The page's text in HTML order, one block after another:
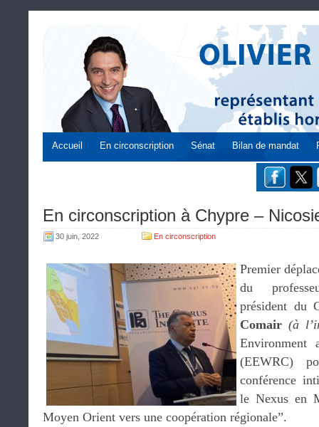
Accueil En circonscription Sénat Bilan de mandat
En circonscription à Chypre –
30 juin, 2022 En circonscription
Premier
du
président du
Comair (à
Environment
(EEWRC)
conférence
le Nexus en
Moyen Orient vers une coopération régionale”.